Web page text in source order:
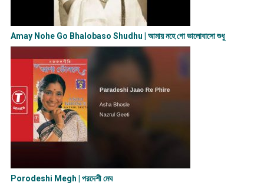
Amay Nohe Go Bhalobaso Shudhu | আমায় নহে গো ভালোবাসো শুধু
Porodeshi Megh | পরদেশী মেঘ